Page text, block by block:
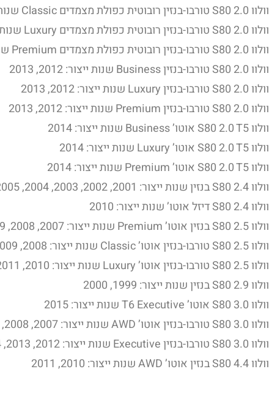
וולוו S80 2.0 טורבו-בנזין רובוטית כפולת מצמדים Classic שנות ייצור: 2011
וולוו S80 2.0 טורבו-בנזין רובוטית כפולת מצמדים Luxury שנות ייצור: 2011
וולוו S80 2.0 טורבו-בנזין רובוטית כפולת מצמדים Premium שנות ייצור: 2011
וולוו S80 2.0 טורבו-בנזין Business שנות ייצור: 2012, 2013
וולוו S80 2.0 טורבו-בנזין Luxury שנות ייצור: 2012, 2013
וולוו S80 2.0 טורבו-בנזין Premium שנות ייצור: 2012, 2013
וולוו S80 2.0 T5 אוטו’ Business שנות ייצור: 2014
וולוו S80 2.0 T5 אוטו’ Luxury שנות ייצור: 2014
וולוו S80 2.0 T5 אוטו’ Premium שנות ייצור: 2014
וולוו S80 2.4 בנזין שנות ייצור: 2001, 2002, 2003, 2004, 2005, 2006
וולוו S80 2.4 דיזל אוטו’ שנות ייצור: 2010
וולוו S80 2.5 בנזין אוטו’ Premium שנות ייצור: 2007, 2008, 2009, 2010, 2011
וולוו S80 2.5 טורבו-בנזין אוטו’ Classic שנות ייצור: 2008, 2009, 2010, 2011
וולוו S80 2.5 טורבו-בנזין אוטו’ Luxury שנות ייצור: 2010, 2011
וולוו S80 2.9 בנזין שנות ייצור: 1999, 2000
וולוו S80 3.0 אוטו’ T6 Executive שנות ייצור: 2015
וולוו S80 3.0 טורבו-בנזין אוטו’ AWD שנות ייצור: 2007, 2008, 2009, 2010, 2011
וולוו S80 3.0 טורבו-בנזין Executive שנות ייצור: 2012, 2013, 2014
וולוו S80 4.4 בנזין אוטו’ AWD שנות ייצור: 2010, 2011